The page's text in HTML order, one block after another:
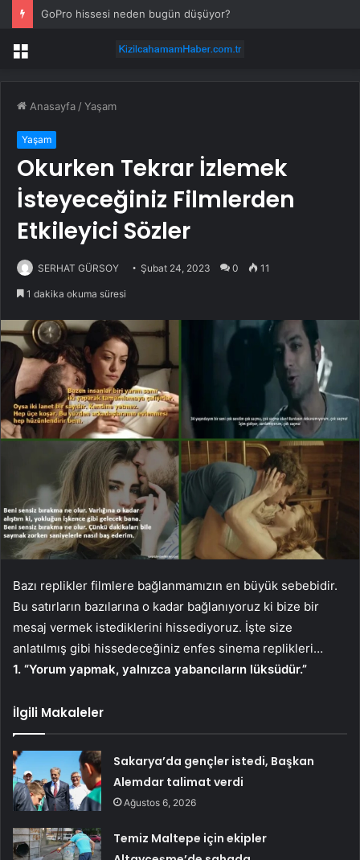
GoPro hissesi neden bugün düşüyor?
Menü
Anasayfa /Yaşam
Yaşam
Okurken Tekrar İzlemek
İsteyeceğiniz Filmlerden
Etkileyici Sözler
SERHAT GÜRSOY Şubat 24, 2023 0 11
1 dakika okuma süresi
Bazı replikler filmlere bağlanmamızın en büyük sebebidir.
Bu satırların bazılarına o kadar bağlanıyoruz ki bize bir
mesaj vermek istediklerini hissediyoruz. İşte size
anlatılmış gibi hissedeceğiniz enfes sinema replikleri…
1. “Yorum yapmak, yalnızca yabancıların lüksüdür.”
İlgili Makaleler
Sakarya’da gençler istedi, Başkan
Alemdar talimat verdi
Ağustos 6, 2026
Temiz Maltepe için ekipler